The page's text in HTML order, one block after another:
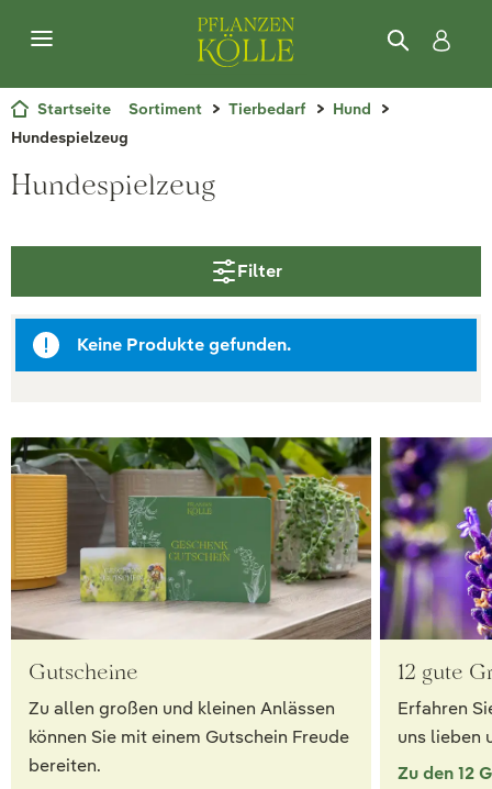
Startseite Sortiment Tierbedarf
Hund
Hundespielzeug
Hundespielzeug
Filter
Keine Produkte gefunden.
Gutscheine
Zu allen großen und kleinen Anlässen
können Sie mit einem Gutschein Freude
bereiten.
12 gute
Erfahren
uns lieben
Zu den 12